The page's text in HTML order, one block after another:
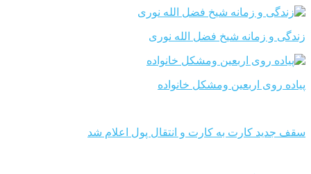
زندگی و زمانه شیخ فضل الله نوری
پیاده روی اربعین ومشکل خانواده
سقف جدید کارت به کارت و انتقال پول اعلام شد